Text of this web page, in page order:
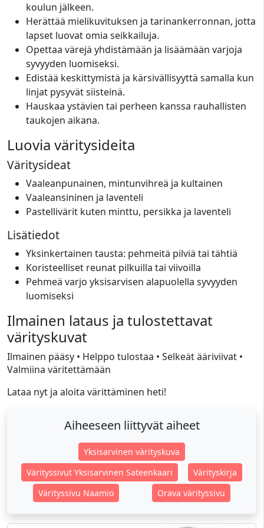
koulun jälkeen.
Herättää mielikuvituksen ja tarinankerronnan, jotta
lapset luovat omia seikkailuja.
Opettaa värejä yhdistämään ja lisäämään varjoja
syvyyden luomiseksi.
Edistää keskittymistä ja kärsivällisyyttä samalla kun
linjat pysyvät siisteinä.
Hauskaa ystävien tai perheen kanssa rauhallisten
taukojen aikana.
Luovia väritysideita
Väritysideat
Vaaleanpunainen, mintunvihreä ja kultainen
Vaaleansininen ja laventeli
Pastellivärit kuten minttu, persikka ja laventeli
Lisätiedot
Yksinkertainen tausta: pehmeitä pilviä tai tähtiä
Koristeelliset reunat pilkuilla tai viivoilla
Pehmeä varjo yksisarvisen alapuolella syvyyden
luomiseksi
Ilmainen lataus ja tulostettavat
värityskuvat
Ilmainen pääsy • Helppo tulostaa • Selkeät ääriviivat •
Valmiina väritettämään
Lataa nyt ja aloita värittäminen heti!
Aiheeseen liittyvät aiheet
Yksisarvinen värityskuva
Värityssivut Yksisarvinen Sateenkaari
Värityskirja
Värityssivu Naamio
Orava värityssivu